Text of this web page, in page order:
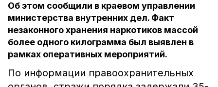
Об этом сообщили в краевом управлении
министерства внутренних дел. Факт
незаконного хранения наркотиков массой
более одного килограмма был выявлен в
рамках оперативных мероприятий.
По информации правоохранительных